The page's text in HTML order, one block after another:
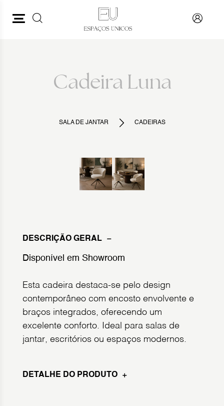
Cadeira Luna
SALA DE JANTAR CADEIRAS
DESCRIÇÃO GERAL
Disponível em Showroom
Esta cadeira destaca-se pelo design
contemporâneo com encosto envolvente e
braços integrados, oferecendo um
excelente conforto. Ideal para salas de
jantar, escritórios ou espaços modernos.
DETALHE DO PRODUTO
PESQUISAR